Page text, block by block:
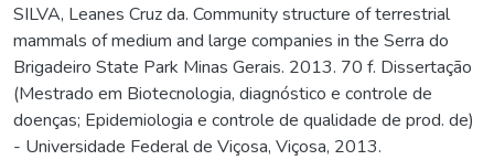
SILVA, Leanes Cruz da. Community structure of terrestrial
mammals of medium and large companies in the Serra do
Brigadeiro State Park Minas Gerais. 2013. 70 f. Dissertação
(Mestrado em Biotecnologia, diagnóstico e controle de
doenças; Epidemiologia e controle de qualidade de prod. de)
- Universidade Federal de Viçosa, Viçosa, 2013.